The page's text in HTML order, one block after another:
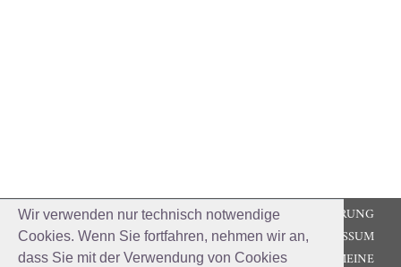
Wir verwenden nur technisch notwendige
Cookies. Wenn Sie fortfahren, nehmen wir an,
dass Sie mit der Verwendung von Cookies
DATENSCHUTZERKLÄRUNG
IMPRESSUM
ALLGEMEINE